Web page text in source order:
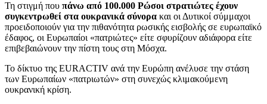
Τη στιγμή που πάνω από 100.000 Ρώσοι στρατιώτες έχουν
συγκεντρωθεί στα ουκρανικά σύνορα και οι Δυτικοί σύμμαχοι
προειδοποιούν για την πιθανότητα ρωσικής εισβολής σε ευρωπαϊκό
έδαφος, οι Ευρωπαίοι «πατριώτες» είτε σφυρίζουν αδιάφορα είτε
επιβεβαιώνουν την πίστη τους στη Μόσχα.
Το δίκτυο της EURACTIV ανά την Ευρώπη ανέλυσε την στάση
των Ευρωπαίων «πατριωτών» στη συνεχώς κλιμακούμενη
ουκρανική κρίση.